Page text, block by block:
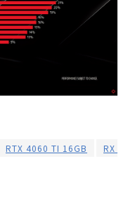
RTX 4060 TI 16GB RX